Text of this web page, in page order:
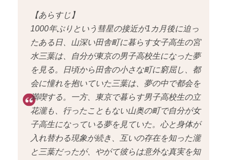
【あらすじ】
1000年ぶりという彗星の接近が1カ月後に迫っ
たある日、山深い田舎町に暮らす女子高生の宮
水三葉は、自分が東京の男子高校生になった夢
を見る。日頃から田舎の小さな町に窮屈し、都
会に憧れを抱いていた三葉は、夢の中で都会を
満喫する。一方、東京で暮らす男子高校生の立
花瀧も、行ったこともない山奥の町で自分が女
子高生になっている夢を見ていた。心と身体が
入れ替わる現象が続き、互いの存在を知った瀧
と三葉だったが、やがて彼らは意外な真実を知